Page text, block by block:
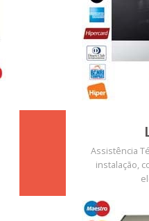
Assistência
instalação,